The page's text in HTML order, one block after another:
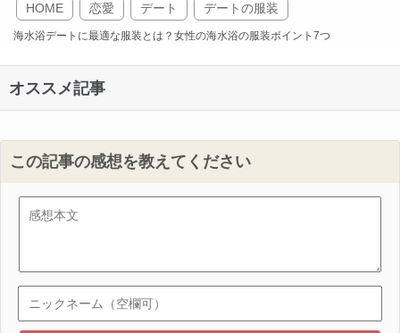
HOME 恋愛 デート デートの服装
海水浴デートに最適な服装とは？女性の海水浴の服装ポイント7つ
オススメ記事
この記事の感想を教えてください